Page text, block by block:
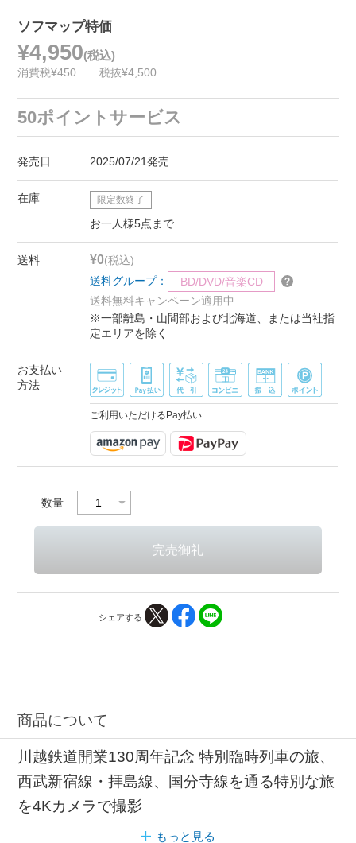
ソフマップ特価
¥4,950(税込)
消費税¥450 税抜¥4,500
50ポイントサービス
発売日 2025/07/21発売
在庫 限定数終了
お一人様5点まで
送料 ¥0(税込)
送料グループ：
BD/DVD/音楽CD
送料無料キャンペーン適用中
※一部離島・山間部および北海道、または当社指
定エリアを除く
お支払い
方法
ご利用いただけるPay払い
数量
シェアする
商品について
川越鉄道開業130周年記念 特別臨時列車の旅、
西武新宿線・拝島線、国分寺線を通る特別な旅
を4Kカメラで撮影
もっと見る